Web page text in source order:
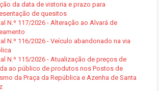
da data de vistoria e prazo para
de quesitos
N.º 117/2026 - Alteração ao Alvará de
N.º 116/2026 - Veículo abandonado na via
N.º 115/2026 - Atualização de preços de
ao público de produtos nos Postos de
da Praça da República e Azenha de Santa